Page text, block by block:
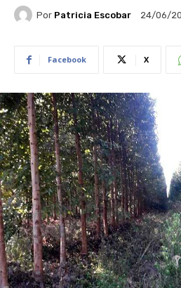
Por Patricia Escobar 24/06/
Facebook X